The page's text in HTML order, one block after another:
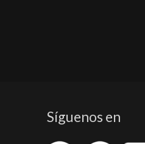
Síguenos en